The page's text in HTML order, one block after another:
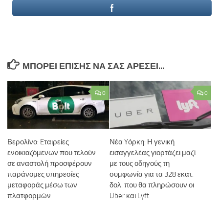
ΜΠΟΡΕΊ ΕΠΊΣΗΣ ΝΑ ΣΑΣ ΑΡΈΣΕΙ...
0
Βερολίνο: Eταιρείες
ενοικιαζόμενων που τελούν
σε αναστολή προσφέρουν
παράνομες υπηρεσίες
μεταφοράς μέσω των
πλατφορμών
0
Νέα Yόρκη: Η γενική
εισαγγελέας γιορτάζει μαζί
με τους οδηγούς τη
συμφωνία για τα 328 εκατ.
δολ. που θα πληρώσουν οι
Uber και Lyft